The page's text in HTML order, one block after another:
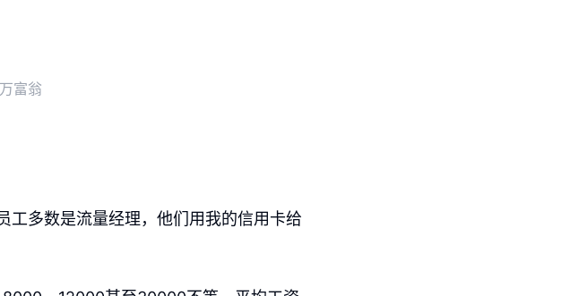
富翁
工多数是流量经理，他们用我的信用卡给